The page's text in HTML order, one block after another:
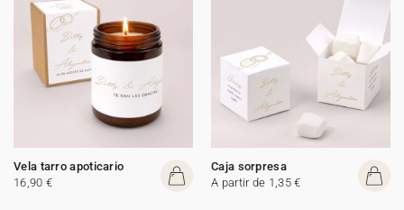
Vela tarro apoticario
16,90 €
Caja sorpresa
A partir de 1,35 €